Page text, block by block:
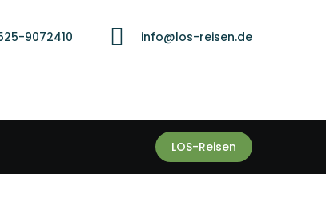
9072410 info@los-reisen.de
LOS-Reisen